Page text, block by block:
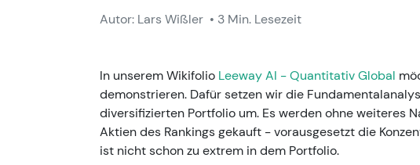
Autor: Lars Wißler • 3 Min. Lesezeit
In unserem Wikifolio Leeway AI - Quantitativ Global
demonstrieren. Dafür setzen wir die
diversifizierten Portfolio um. Es werden ohne weiteres
Aktien des Rankings gekauft - vorausgesetzt die
ist nicht schon zu extrem in dem Portfolio.